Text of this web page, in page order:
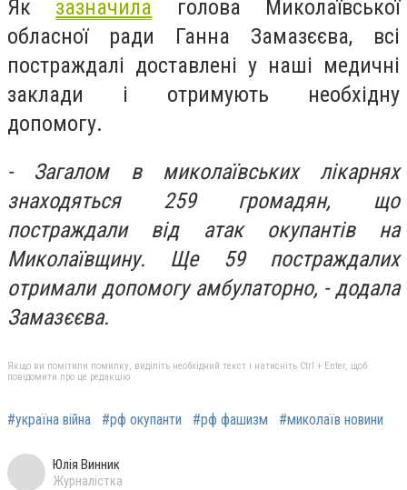
Як зазначила голова Миколаївської
обласної ради Ганна Замазєєва, всі
постраждалі доставлені у наші медичні
заклади і отримують необхідну
допомогу.
- Загалом в миколаївських лікарнях
знаходяться 259 громадян, що
постраждали від атак окупантів на
Миколаївщину. Ще 59 постраждалих
отримали допомогу амбулаторно, - додала
Замазєєва.
Якщо ви помітили помилку, виділіть необхідний текст і натисніть Ctrl + Enter, щоб
повідомити про це редакцію
#україна війна #рф окупанти #рф фашизм #миколаїв новини
Юлія Винник
Журналістка